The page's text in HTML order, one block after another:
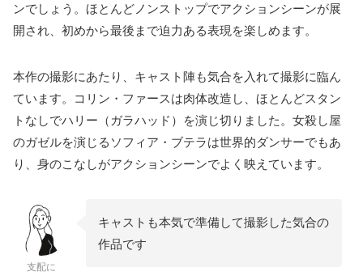
ンでしょう。ほとんどノンストップでアクションシーンが展
開され、初めから最後まで迫力ある表現を楽しめます。
本作の撮影にあたり、キャスト陣も気合を入れて撮影に臨ん
ています。コリン・ファースは肉体改造し、ほとんどスタン
トなしでハリー（ガラハッド）を演じ切りました。女殺し屋
のガゼルを演じるソフィア・ブテラは世界的ダンサーでもあ
り、身のこなしがアクションシーンでよく映えています。
支配に
キャストも本気で準備して撮影した気合の
作品です